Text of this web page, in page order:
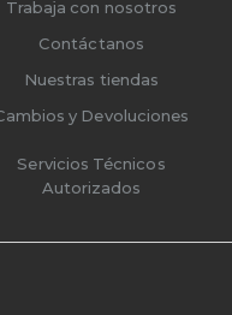
Trabaja con nosotros
Contáctanos
Nuestras tiendas
y Devoluciones
Servicios Técnicos
Autorizados